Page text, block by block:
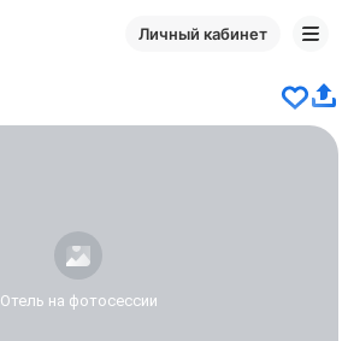
Личный кабинет
Отель на фотосессии